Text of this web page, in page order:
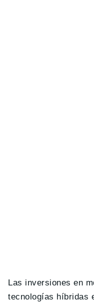
Las inversiones en
tecnologías híbridas